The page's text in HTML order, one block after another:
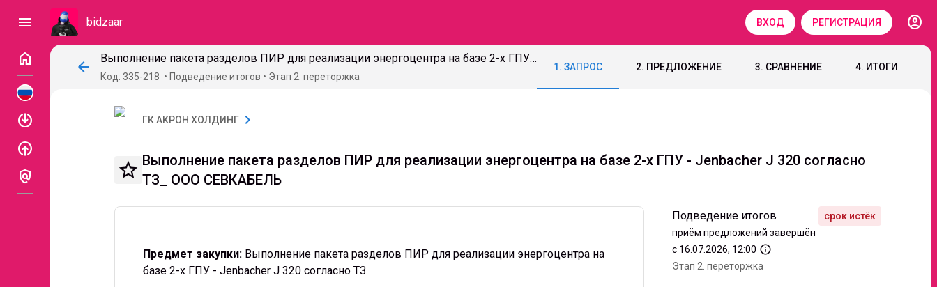
menu bidzaar ВХОД РЕГИСТРАЦИЯ
account_circle
home
enable
enable
policy
arrow_back
Выполнение пакета разделов ПИР для реализации энергоцентра на базе 2-х ГПУ - Jenbacher J 320 согласно ТЗ_ ООО СЕВКАБЕЛЬ
Код: 335-218 Подведение итогов Этап 2. переторжка
1. ЗАПРОС 2. ПРЕДЛОЖЕНИЕ 3. СРАВНЕНИЕ 4. ИТОГИ
ГК АКРОН ХОЛДИНГ chevron_right
star_border Выполнение пакета разделов ПИР для реализации энергоцентра на базе 2-х ГПУ - Jenbacher J 320 согласно
ТЗ_ ООО СЕВКАБЕЛЬ
Предмет закупки: Выполнение пакета разделов ПИР для реализации энергоцентра на
базе 2-х ГПУ - Jenbacher J 320 согласно ТЗ.
Подведение итогов
приём предложений завершён
с 16.07.2026, 12:00 info_outline
Этап 2. переторжка